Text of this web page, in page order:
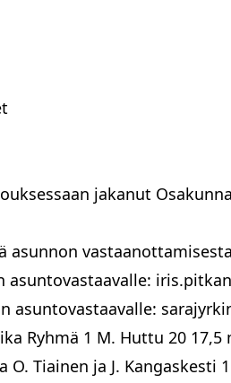
jakanut
asunnon
asuntovastaavalle:
Ryhmä 1 M. Huttu 20 17,5
Tiainen ja J.